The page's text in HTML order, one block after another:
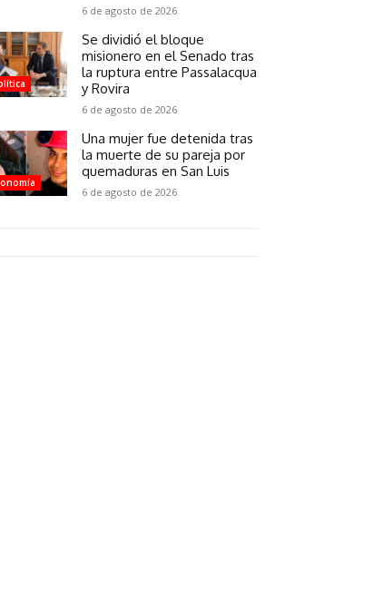
6 de agosto de 2026
Se dividió el bloque
misionero en el Senado tras
la ruptura entre Passalacqua
y Rovira
6 de agosto de 2026
Una mujer fue detenida tras
la muerte de su pareja por
quemaduras en San Luis
6 de agosto de 2026